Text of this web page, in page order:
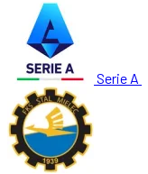
Serie A